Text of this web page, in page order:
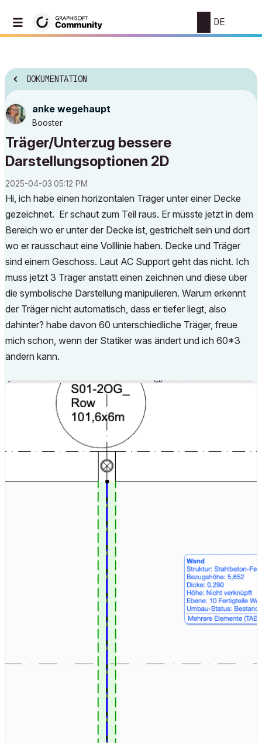
DE
DOKUMENTATION
anke wegehaupt
Booster
Träger/Unterzug bessere
Darstellungsoptionen 2D
‎2025-04-03 05:12 PM
Hi, ich habe einen horizontalen Träger unter einer Decke
gezeichnet. Er schaut zum Teil raus. Er müsste jetzt in dem
Bereich wo er unter der Decke ist, gestrichelt sein und dort
wo er rausschaut eine Volllinie haben. Decke und Träger
sind einem Geschoss. Laut AC Support geht das nicht. Ich
muss jetzt 3 Träger anstatt einen zeichnen und diese über
die symbolische Darstellung manipulieren. Warum erkennt
der Träger nicht automatisch, dass er tiefer liegt, also
dahinter? habe davon 60 unterschiedliche Träger, freue
mich schon, wenn der Statiker was ändert und ich 60*3
ändern kann.